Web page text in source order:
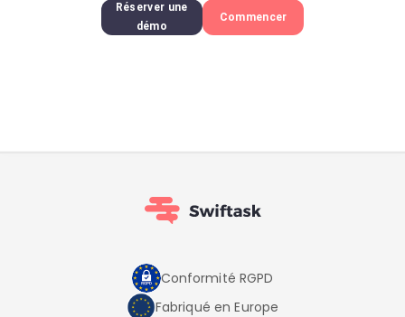
Réserver une
démo
Commencer
Conformité RGPD
Fabriqué en Europe